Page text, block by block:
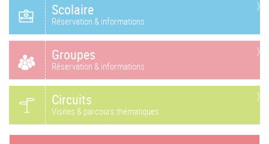
Scolaire
Réservation & informations
Groupes
Réservation & informations
Circuits
Visites & parcours thématiques